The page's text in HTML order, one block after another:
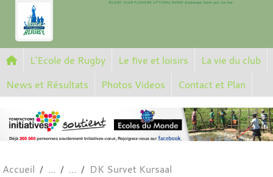
RUGBY CLUB FLANDRE LITTORAL NORD Dunkerque Saint-pol sur mer
L'Ecole de Rugby Le five et loisirs
La vie du club
News et Résultats
Photos Videos Contact et Plan
Accueil DK Survet Kursaal
Panneau de gestion des cookies